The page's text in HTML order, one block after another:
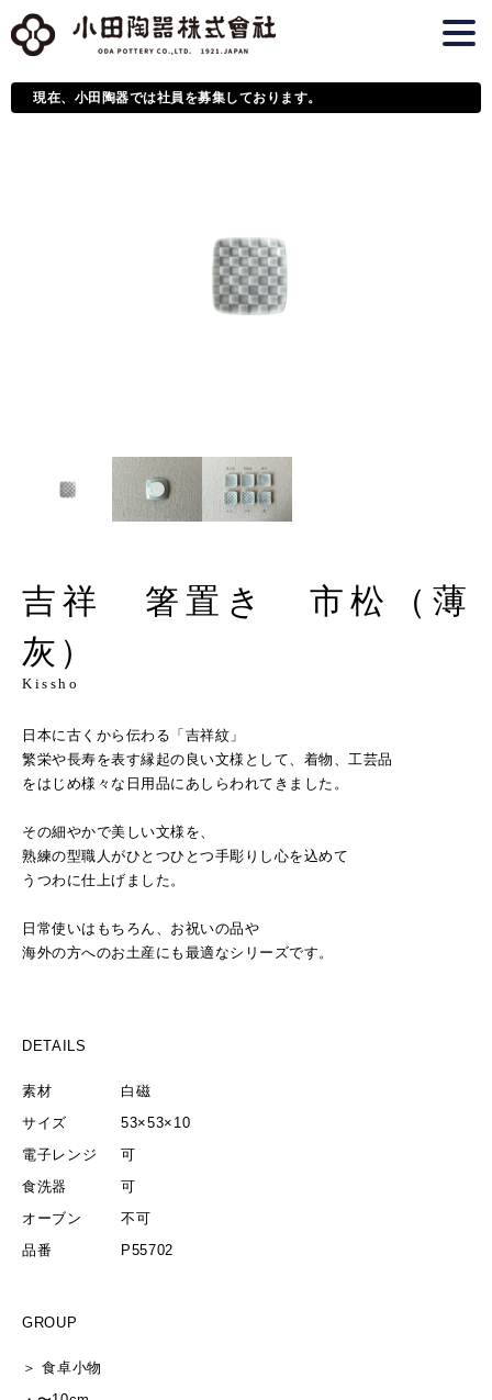
現在、小田陶器では社員を募集しております。
吉祥 箸置き 市松（薄
灰）
Kissho
日本に古くから伝わる「吉祥紋」
繁栄や長寿を表す縁起の良い文様として、着物、工芸品
をはじめ様々な日用品にあしらわれてきました。
その細やかで美しい文様を、
熟練の型職人がひとつひとつ手彫りし心を込めて
うつわに仕上げました。
日常使いはもちろん、お祝いの品や
海外の方へのお土産にも最適なシリーズです。
DETAILS
素材
白磁
サイズ
53×53×10
電子レンジ
可
食洗器
可
オーブン
不可
品番
P55702
GROUP
＞食卓小物